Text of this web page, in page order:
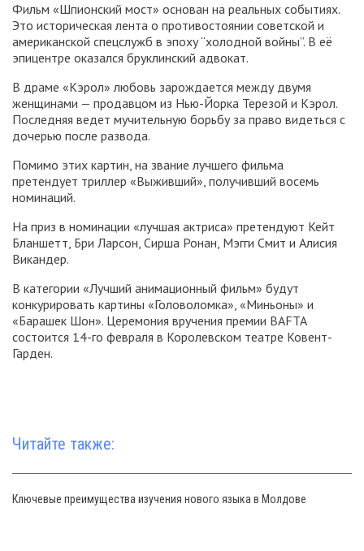
Фильм «Шпионский мост» основан на реальных событиях.
Это историческая лента о противостоянии советской и
американской спецслужб в эпоху “холодной войны”. В её
эпицентре оказался бруклинский адвокат.
В драме «Кэрол» любовь зарождается между двумя
женщинами — продавцом из Нью-Йорка Терезой и Кэрол.
Последняя ведет мучительную борьбу за право видеться с
дочерью после развода.
Помимо этих картин, на звание лучшего фильма
претендует триллер «Выживший», получивший восемь
номинаций.
На приз в номинации «лучшая актриса» претендуют Кейт
Бланшетт, Бри Ларсон, Сирша Ронан, Мэгги Смит и Алисия
Викандер.
В категории «Лучший анимационный фильм» будут
конкурировать картины «Головоломка», «Миньоны» и
«Барашек Шон». Церемония вручения премии BAFTA
состоится 14-го февраля в Королевском театре Ковент-
Гарден.
Читайте также:
Ключевые преимущества изучения нового языка в Молдове